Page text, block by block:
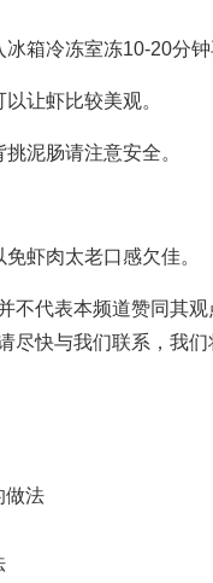
冷冻室冻10-20分钟
让虾比较美观。
泥肠请注意安全。
虾肉太老口感欠佳。
不代表本频道赞同其
尽快与我们联系，我
做法